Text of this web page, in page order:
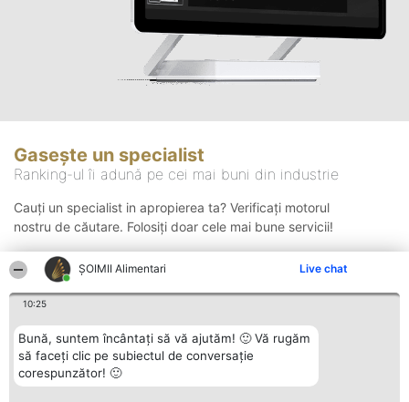
ŞOIMII Alimentari Live chat
10:25
Bună, suntem încântați să vă ajutăm! 🙂 Vă rugăm
să faceți clic pe subiectul de conversație
corespunzător! 🙂
Gasește un specialist
Ranking-ul îi adună pe cei mai buni din industrie
Cauți un specialist in apropierea ta? Verificați motorul
nostru de căutare. Folosiți doar cele mai bune servicii!